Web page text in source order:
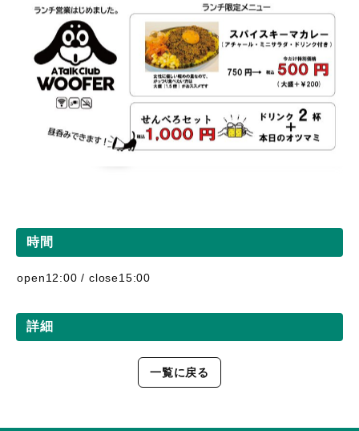
時間
open12:00 / close15:00
詳細
一覧に戻る